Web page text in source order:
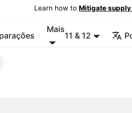
Learn how to Mitigate
Mais
11 & 12